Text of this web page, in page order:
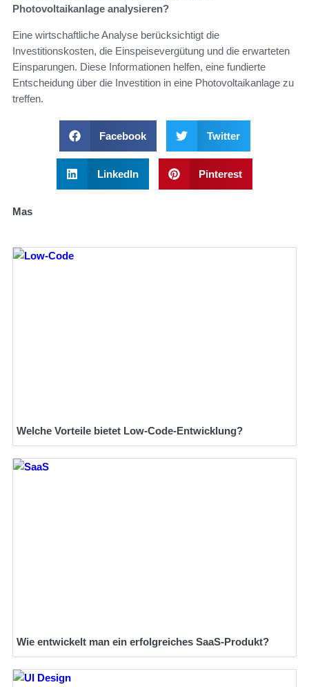
Photovoltaikanlage analysieren?
Eine wirtschaftliche Analyse berücksichtigt die
Investitionskosten, die Einspeisevergütung und die erwarteten
Einsparungen. Diese Informationen helfen, eine fundierte
Entscheidung über die Investition in eine Photovoltaikanlage zu
treffen.
Facebook Twitter
LinkedIn Pinterest
Mas
Welche Vorteile bietet Low-Code-Entwicklung?
Wie entwickelt man ein erfolgreiches SaaS-Produkt?